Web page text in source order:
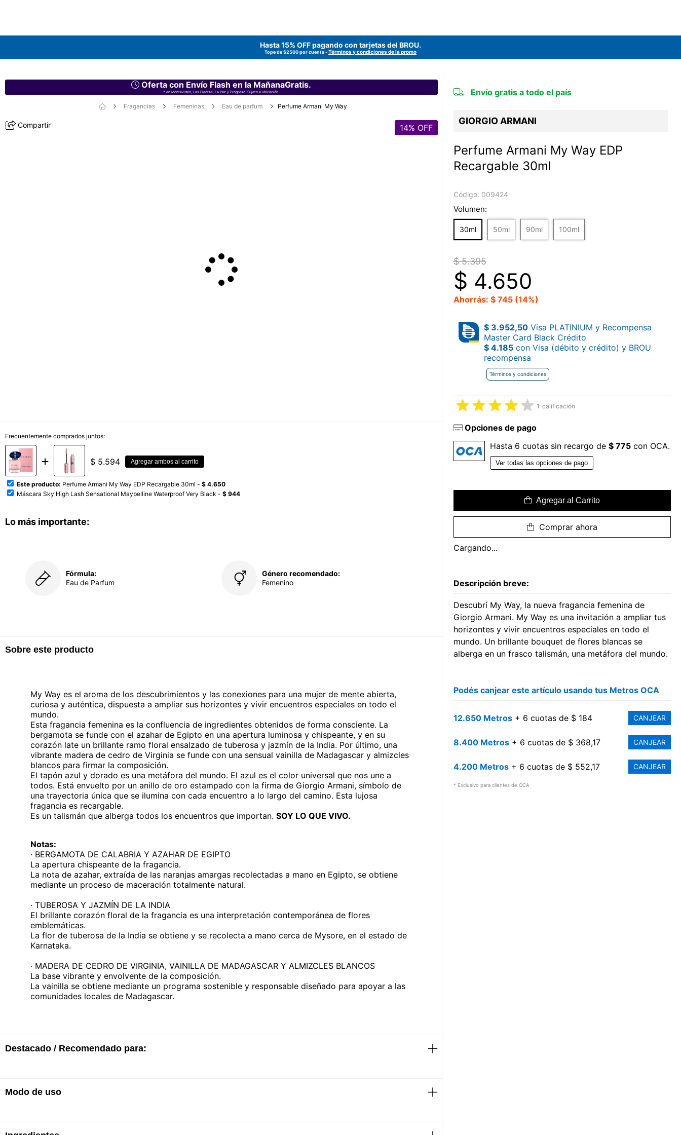
Hasta 15% OFF pagando con tarjetas del BROU.
Tope de $2500 por cuenta -Términos y condiciones de la promo
Oferta con Envío Flash en la MañanaGratis.
* en Montevideo, Las Piedras, La Paz y Progreso. Sujeto a ubicación.
Fragancias Femeninas Eau de parfum Perfume Armani My Way
Compartir 14% OFF
Frecuentemente comprados juntos:
$ 5.594 Agregar ambos al carrito
Este producto: Perfume Armani My Way EDP Recargable 30ml - $ 4.650
Máscara Sky High Lash Sensational Maybelline Waterproof Very Black - $ 944
Lo más importante:
Fórmula:
Eau de Parfum
Género recomendado:
Femenino
Sobre este producto
My Way es el aroma de los descubrimientos y las conexiones para una mujer de mente abierta,
curiosa y auténtica, dispuesta a ampliar sus horizontes y vivir encuentros especiales en todo el
mundo.
Esta fragancia femenina es la confluencia de ingredientes obtenidos de forma consciente. La
bergamota se funde con el azahar de Egipto en una apertura luminosa y chispeante, y en su
corazón late un brillante ramo floral ensalzado de tuberosa y jazmín de la India. Por último, una
vibrante madera de cedro de Virginia se funde con una sensual vainilla de Madagascar y almizcles
blancos para firmar la composición.
El tapón azul y dorado es una metáfora del mundo. El azul es el color universal que nos une a
todos. Está envuelto por un anillo de oro estampado con la firma de Giorgio Armani, símbolo de
una trayectoria única que se ilumina con cada encuentro a lo largo del camino. Esta lujosa
fragancia es recargable.
Es un talismán que alberga todos los encuentros que importan. SOY LO QUE VIVO.
Notas:
· BERGAMOTA DE CALABRIA Y AZAHAR DE EGIPTO
La apertura chispeante de la fragancia.
La nota de azahar, extraída de las naranjas amargas recolectadas a mano en Egipto, se obtiene
mediante un proceso de maceración totalmente natural.
· TUBEROSA Y JAZMÍN DE LA INDIA
El brillante corazón floral de la fragancia es una interpretación contemporánea de flores
emblemáticas.
La flor de tuberosa de la India se obtiene y se recolecta a mano cerca de Mysore, en el estado de
Karnataka.
· MADERA DE CEDRO DE VIRGINIA, VAINILLA DE MADAGASCAR Y ALMIZCLES BLANCOS
La base vibrante y envolvente de la composición.
La vainilla se obtiene mediante un programa sostenible y responsable diseñado para apoyar a las
comunidades locales de Madagascar.
Destacado / Recomendado para:
· Eau de parfum
Modo de uso
Envío gratis a todo el país
GIORGIO ARMANI
Perfume Armani My Way EDP
Recargable 30ml
Código: 009424
Volumen:
30ml 50ml 90ml 100ml
$ 5.395
$ 4.650
Ahorrás: $ 745 (14%)
$ 3.952,50Visa PLATINIUM y Recompensa
Master Card Black Crédito
$ 4.185con Visa (débito y crédito) y BROU
recompensa
Términos y condiciones
1 calificación
Opciones de pago
Hasta 6 cuotas sin recargo de $ 775con OCA.
Ver todas las opciones de pago
Agregar al Carrito
Comprar ahora
Cargando...
Descripción breve:
Descubrí My Way, la nueva fragancia femenina de
Giorgio Armani. My Way es una invitación a ampliar tus
horizontes y vivir encuentros especiales en todo el
mundo. Un brillante bouquet de flores blancas se
alberga en un frasco talismán, una metáfora del mundo.
Podés canjear este artículo usando tus Metros OCA
12.650 Metros+ 6 cuotas de $ 184 CANJEAR
8.400 Metros+ 6 cuotas de $ 368,17 CANJEAR
4.200 Metros+ 6 cuotas de $ 552,17 CANJEAR
* Exclusivo para clientes de OCA